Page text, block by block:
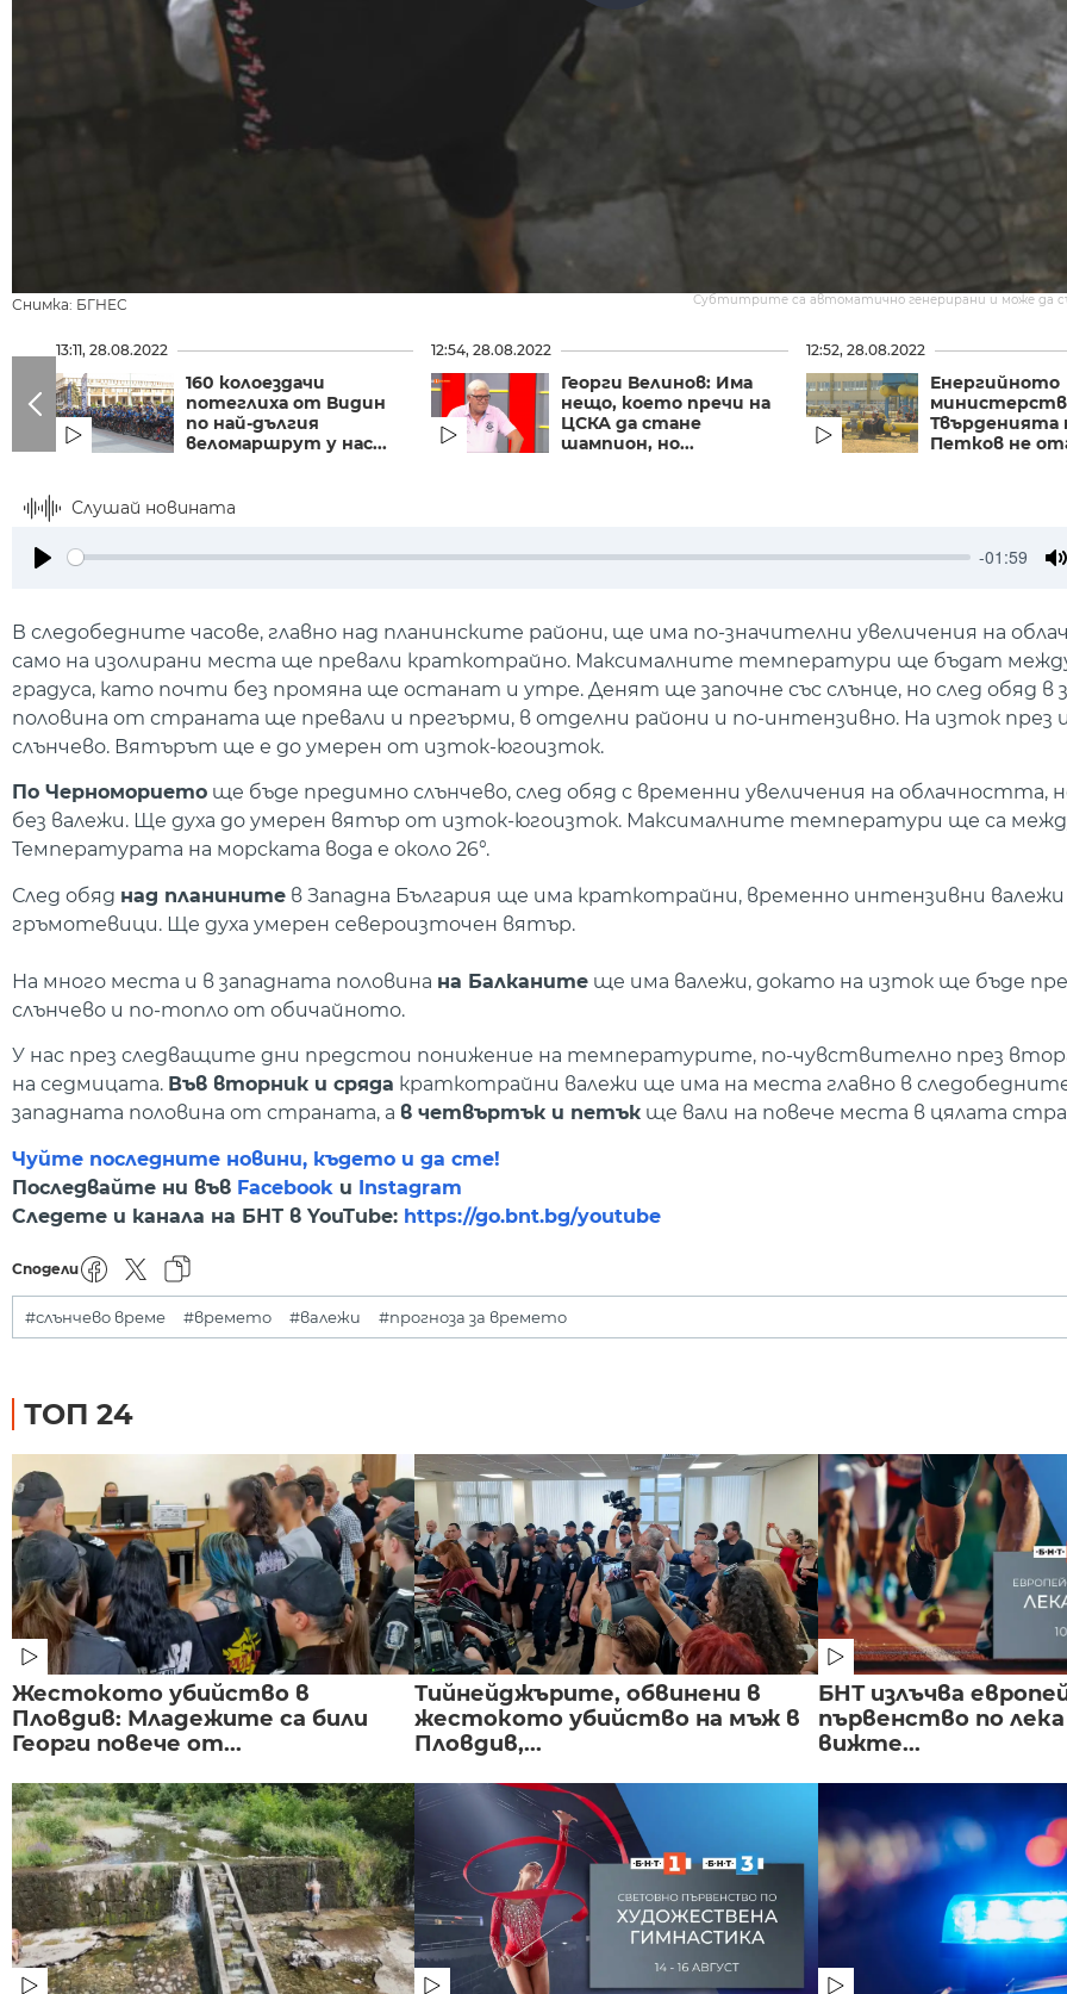
Снимка: БГНЕС Субтитрите са автоматично генерирани и може да
13:11, 28.08.2022
160 колоездачи
потеглиха от Видин
по най-дългия
веломаршрут у нас...
12:54, 28.08.2022
Георги Велинов: Има
нещо, което пречи на
ЦСКА да стане
шампион, но...
12:52, 28.08.2022
Енергийното
Твърденията
Петков не
Слушай новината
-01:59
В следобедните часове, главно над планинските райони, ще има по-значителни увеличения на
само на изолирани места ще превали краткотрайно. Максималните температури ще бъдат между
градуса, като почти без промяна ще останат и утре. Денят ще започне със слънце, но след обяд в
половина от страната ще превали и прегърми, в отделни райони и по-интензивно. На изток през
слънчево. Вятърът ще е до умерен от изток-югоизток.
По Черноморието ще бъде предимно слънчево, след обяд с временни увеличения на облачността,
без валежи. Ще духа до умерен вятър от изток-югоизток. Максималните температури ще са между
Температурата на морската вода е около 26°.
След обяд над планините в Западна България ще има краткотрайни, временно интензивни валежи
гръмотевици. Ще духа умерен североизточен вятър.
На много места и в западната половина на Балканите ще има валежи, докато на изток ще бъде
слънчево и по-топло от обичайното.
У нас през следващите дни предстои понижение на температурите, по-чувствително през
на седмицата. Във вторник и сряда краткотрайни валежи ще има на места главно в
западната половина от страната, а в четвъртък и петък ще вали на повече места в цялата
Чуйте последните новини, където и да сте!
Последвайте ни във Facebook и Instagram
Следете и канала на БНТ в YouTube: https://go.bnt.bg/youtube
Сподели
#слънчево време #времето #валежи #прогноза за времето
ТОП 24
Жестокото убийство в
Пловдив: Младежите са били
Георги повече от...
Тийнейджърите, обвинени в
жестокото убийство на мъж в
Пловдив,...
БНТ излъчва
първенство по
вижте...